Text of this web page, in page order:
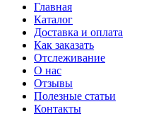
Главная
Каталог
Доставка и оплата
Как заказать
Отслеживание
О нас
Отзывы
Полезные статьи
Контакты